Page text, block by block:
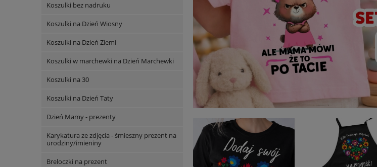
Koszulki bez nadruku
Koszulki na Dzień Wiosny
Koszulki na Dzień Ziemi
Koszulki w marchewki na Dzień Marchewki
Koszulki na 30
Koszulki na Dzień Taty
Dzień Mamy - prezenty
Karykatura ze zdjęcia - śmieszny prezent na
urodziny/imieniny
Breloczki na prezent